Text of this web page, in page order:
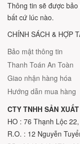
Thông tin sẽ được
bất cứ lúc nào.
CHÍNH SÁCH & HỢP
Bảo mật thông tin
Thanh Toán An Toàn
Giao nhận hàng hóa
Hướng dẫn mua hàng
CTY TNHH SẢN
HO : 76 Thạnh Lộc
R.O. : 12 Nguyễn